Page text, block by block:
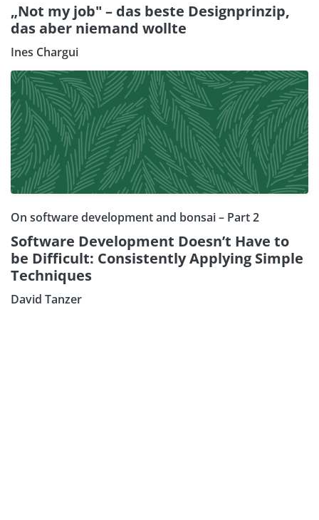
„Not my job" – das beste Designprinzip,
das aber niemand wollte
Ines Chargui
On software development and bonsai – Part 2
Software Development Doesn’t Have to
be Difficult: Consistently Applying Simple
Techniques
David Tanzer